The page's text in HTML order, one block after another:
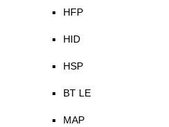
HFP
HID
HSP
BT LE
MAP